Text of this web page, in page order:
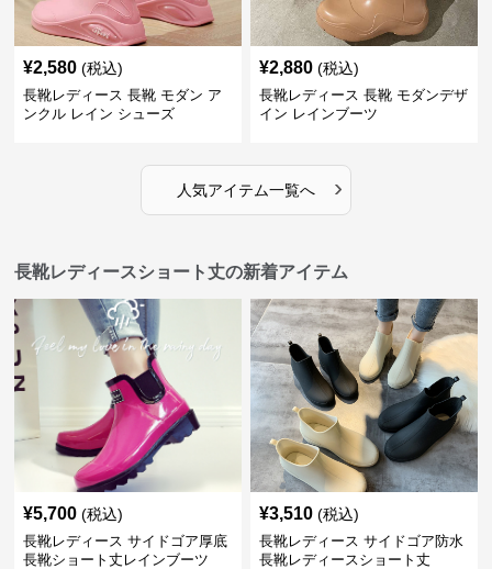
¥2,580 (税込)
長靴レディース 長靴 モダン ア
ンクル レイン シューズ
¥2,880 (税込)
長靴レディース 長靴 モダンデザ
イン レインブーツ
人気アイテム一覧へ ›
長靴レディースショート丈の新着アイテム
¥5,700 (税込)
長靴レディース サイドゴア厚底
長靴ショート丈レインブーツ
¥3,510 (税込)
長靴レディース サイドゴア防水
長靴レディースショート丈